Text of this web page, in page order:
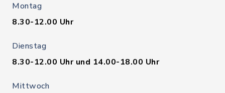
Montag
8.30-12.00 Uhr
Dienstag
8.30-12.00 Uhr und 14.00-18.00 Uhr
Mittwoch